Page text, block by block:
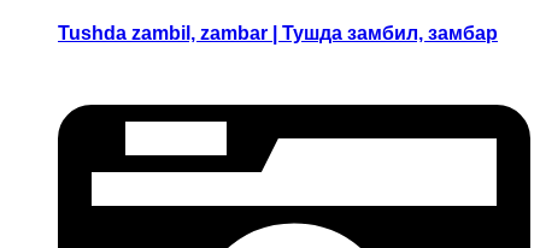
Tushda zambil, zambar | Тушда замбил, замбар